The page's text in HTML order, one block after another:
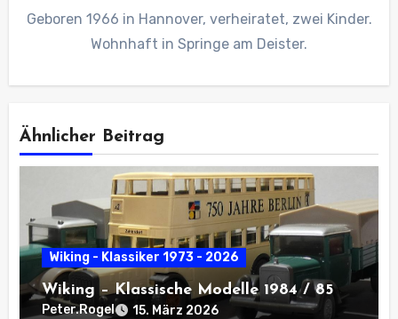
Geboren 1966 in Hannover, verheiratet, zwei Kinder.
Wohnhaft in Springe am Deister.
Ähnlicher Beitrag
Wiking - Klassiker 1973 - 2026
Wiking – Klassische Modelle 1984 / 85
Peter.Rogel 15. März 2026